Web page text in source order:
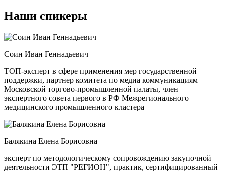
Наши спикеры
Соин Иван Геннадьевич
ТОП-эксперт в сфере применения мер государственной
поддержки, партнер комитета по медиа коммуникациям
Московской торгово-промышленной палаты, член
экспертного совета первого в РФ Межрегионального
медицинского промышленного кластера
Балякина Елена Борисовна
эксперт по методологическому сопровождению закупочной
деятельности ЭТП "РЕГИОН", практик, сертифицированный